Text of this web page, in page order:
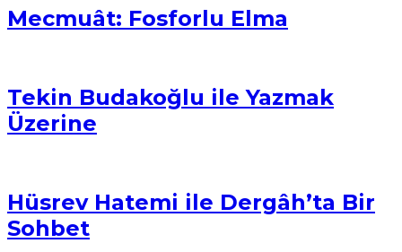
Mecmuât: Fosforlu Elma
Tekin Budakoğlu ile Yazmak
Üzerine
Hüsrev Hatemi ile Dergâh’ta Bir
Sohbet